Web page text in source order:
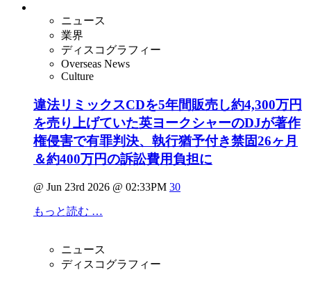
ニュース
業界
ディスコグラフィー
Overseas News
Culture
違法リミックスCDを5年間販売し約4,300万円
を売り上げていた英ヨークシャーのDJが著作
権侵害で有罪判決、執行猶予付き禁固26ヶ月
＆約400万円の訴訟費用負担に
@ Jun 23rd 2026 @ 02:33PM 30
もっと読む …
ニュース
ディスコグラフィー